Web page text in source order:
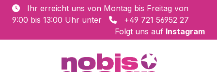
Zum Hauptinhalt springen
Ihr erreicht uns von Montag bis Freitag von
9:00 bis 13:00 Uhr unter
+49 721 56952 27
Folgt uns auf Instagram